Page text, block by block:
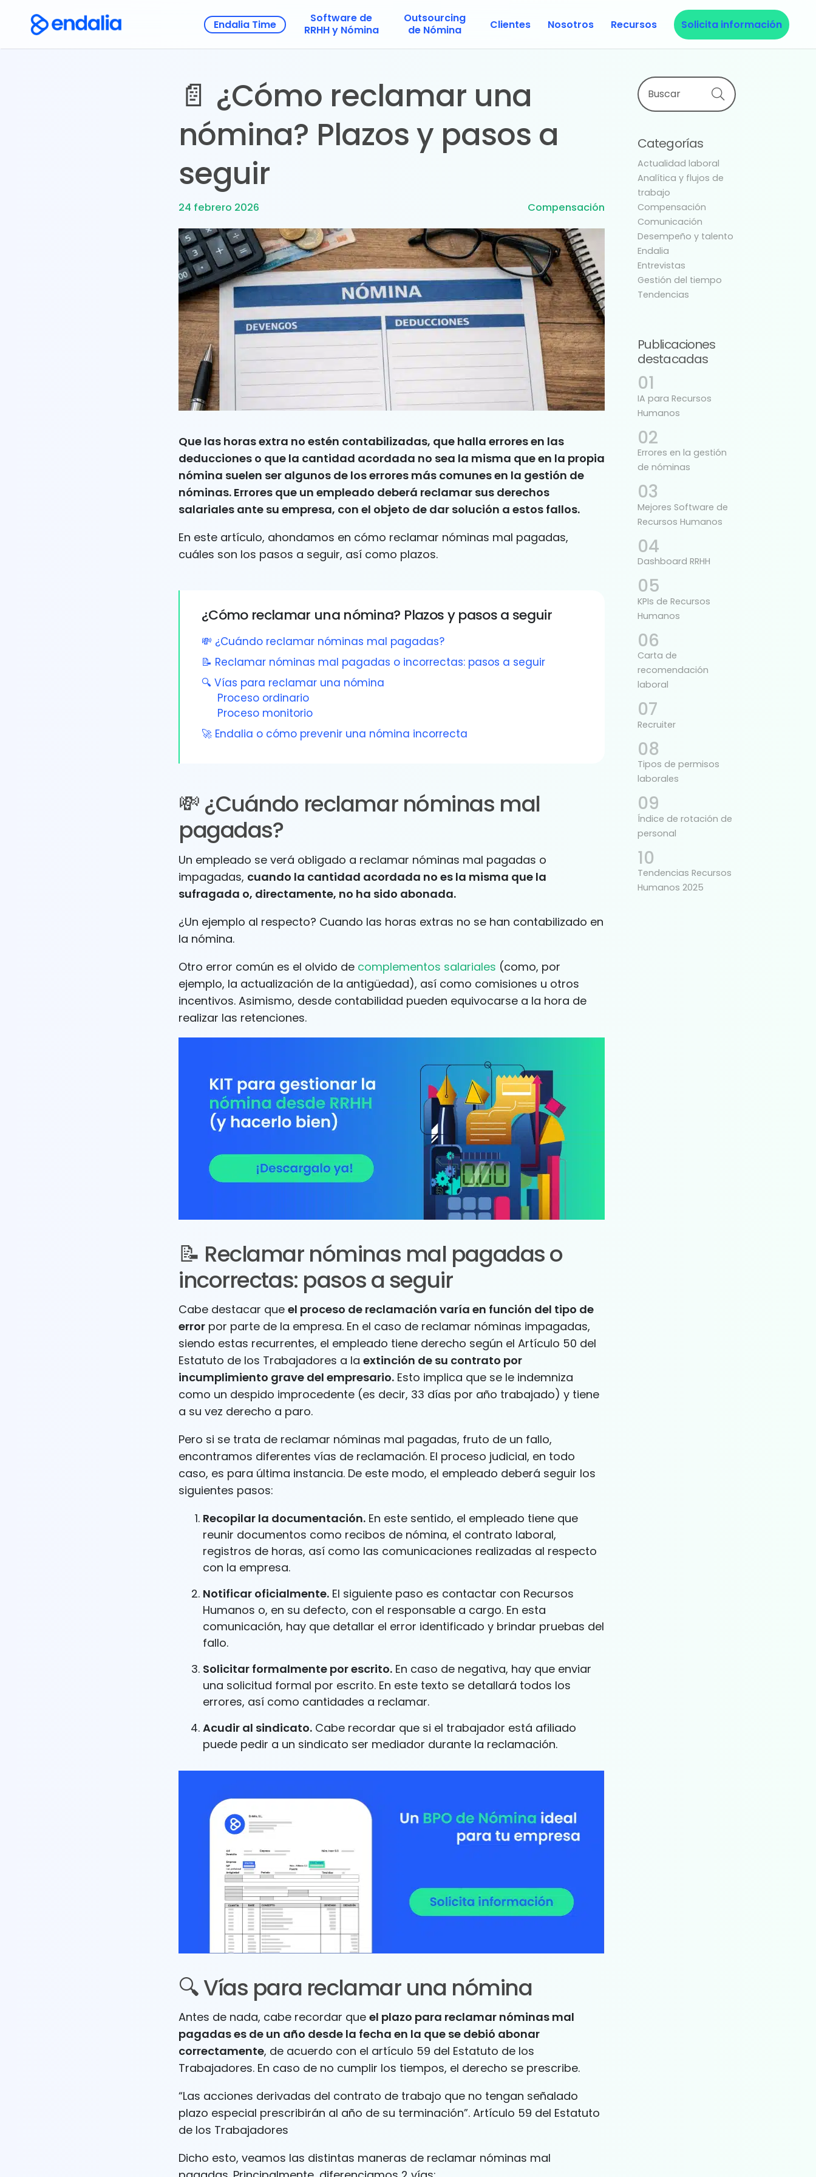
Endalia Time
Software de
RRHH y Nómina
Outsourcing
de Nómina
Clientes Nosotros Recursos Solicita información
📄 ¿Cómo reclamar una
nómina? Plazos y pasos a
seguir
24 febrero 2026 Compensación
Que las horas extra no estén contabilizadas, que halla errores en las
deducciones o que la cantidad acordada no sea la misma que en la propia
nómina suelen ser algunos de los errores más comunes en la gestión de
nóminas. Errores que un empleado deberá reclamar sus derechos
salariales ante su empresa, con el objeto de dar solución a estos fallos.
En este artículo, ahondamos en cómo reclamar nóminas mal pagadas,
cuáles son los pasos a seguir, así como plazos.
¿Cómo reclamar una nómina? Plazos y pasos a seguir
💸 ¿Cuándo reclamar nóminas mal pagadas?
📝 Reclamar nóminas mal pagadas o incorrectas: pasos a seguir
🔍 Vías para reclamar una nómina
Proceso ordinario
Proceso monitorio
🚀 Endalia o cómo prevenir una nómina incorrecta
💸 ¿Cuándo reclamar nóminas mal
pagadas?
Un empleado se verá obligado a reclamar nóminas mal pagadas o
impagadas, cuando la cantidad acordada no es la misma que la
sufragada o, directamente, no ha sido abonada.
¿Un ejemplo al respecto? Cuando las horas extras no se han contabilizado en
la nómina.
Otro error común es el olvido de complementos salariales (como, por
ejemplo, la actualización de la antigüedad), así como comisiones u otros
incentivos. Asimismo, desde contabilidad pueden equivocarse a la hora de
realizar las retenciones.
📝 Reclamar nóminas mal pagadas o
incorrectas: pasos a seguir
Cabe destacar que el proceso de reclamación varía en función del tipo de
error por parte de la empresa. En el caso de reclamar nóminas impagadas,
siendo estas recurrentes, el empleado tiene derecho según el Artículo 50 del
Estatuto de los Trabajadores a la extinción de su contrato por
incumplimiento grave del empresario. Esto implica que se le indemniza
como un despido improcedente (es decir, 33 días por año trabajado) y tiene
a su vez derecho a paro.
Pero si se trata de reclamar nóminas mal pagadas, fruto de un fallo,
encontramos diferentes vías de reclamación. El proceso judicial, en todo
caso, es para última instancia. De este modo, el empleado deberá seguir los
siguientes pasos:
Recopilar la documentación. En este sentido, el empleado tiene que
reunir documentos como recibos de nómina, el contrato laboral,
registros de horas, así como las comunicaciones realizadas al respecto
con la empresa.
Notificar oficialmente. El siguiente paso es contactar con Recursos
Humanos o, en su defecto, con el responsable a cargo. En esta
comunicación, hay que detallar el error identificado y brindar pruebas del
fallo.
Solicitar formalmente por escrito. En caso de negativa, hay que enviar
una solicitud formal por escrito. En este texto se detallará todos los
errores, así como cantidades a reclamar.
Acudir al sindicato. Cabe recordar que si el trabajador está afiliado
puede pedir a un sindicato ser mediador durante la reclamación.
🔍 Vías para reclamar una nómina
Antes de nada, cabe recordar que el plazo para reclamar nóminas mal
pagadas es de un año desde la fecha en la que se debió abonar
correctamente, de acuerdo con el artículo 59 del Estatuto de los
Trabajadores. En caso de no cumplir los tiempos, el derecho se prescribe.
“Las acciones derivadas del contrato de trabajo que no tengan señalado
plazo especial prescribirán al año de su terminación”. Artículo 59 del Estatuto
de los Trabajadores
Dicho esto, veamos las distintas maneras de reclamar nóminas mal
Primary
Sidebar
Categorías
Actualidad laboral
Analítica y flujos de
trabajo
Compensación
Comunicación
Desempeño y talento
Endalia
Entrevistas
Gestión del tiempo
Tendencias
Publicaciones
destacadas
IA para Recursos
Humanos
Errores en la gestión
de nóminas
Mejores Software de
Recursos Humanos
Dashboard RRHH
KPIs de Recursos
Humanos
Carta de
recomendación
laboral
Recruiter
Tipos de permisos
laborales
Índice de rotación de
personal
Tendencias Recursos
Humanos 2025